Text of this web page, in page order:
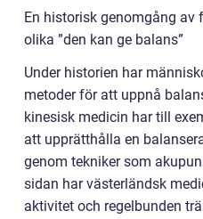
En historisk genomgång av
olika ”den kan ge balans”
Under historien har
metoder för att uppnå
kinesisk medicin har till
att upprätthålla en
genom tekniker som
sidan har västerländsk
aktivitet och regelbunden